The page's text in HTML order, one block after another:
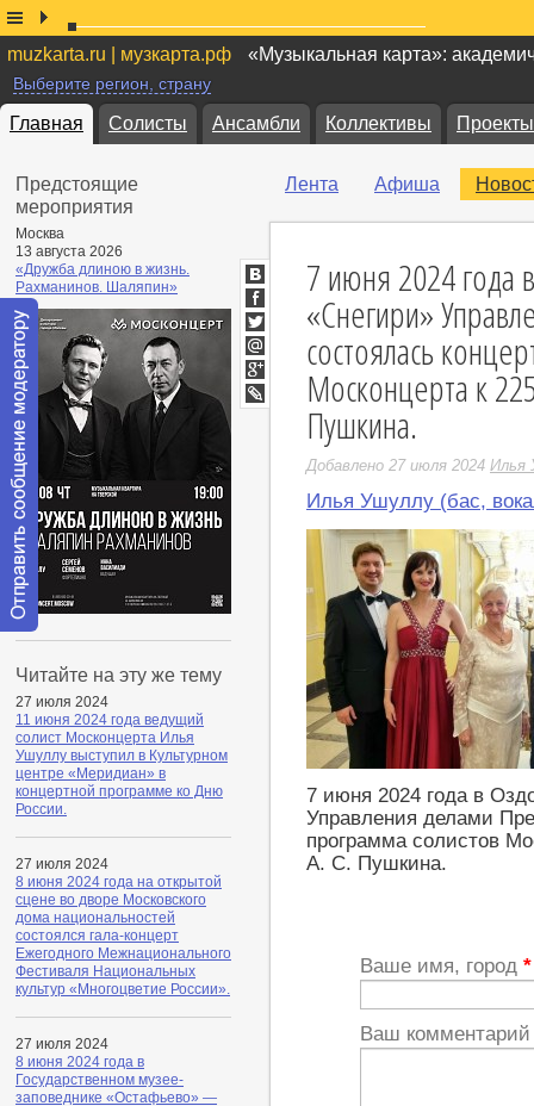
muzkarta.ru | музкарта.рф «Музыкальная карта»:
Выберите регион, страну
Главная Солисты Ансамбли Коллективы Проекты
Предстоящие
мероприятия
Москва
13 августа 2026
«Дружба длиною в жизнь.
Рахманинов. Шаляпин»
Читайте на эту же тему
27 июля 2024
11 июня 2024 года ведущий
солист Москонцерта Илья
Ушуллу выступил в Культурном
центре «Меридиан» в
концертной программе ко Дню
России.
27 июля 2024
8 июня 2024 года на открытой
сцене во дворе Московского
дома национальностей
состоялся гала-концерт
Ежегодного Межнационального
Фестиваля Национальных
культур «Многоцветие России».
27 июля 2024
8 июня 2024 года в
Государственном музее-
заповеднике «Остафьево» —
Лента Афиша
7 июня 2024 года
«Снегири»
состоялась
Москонцерта к
Пушкина.
Добавлено 27 июля 2024 Илья
Илья Ушуллу (бас,
7 июня 2024 года в
Управления делами
программа солистов
А. С. Пушкина.
ВКонтакте
Facebook
Twitter
Мой
Мир
Google+
LiveJournal
Ваше имя, город *
Ваш
Отправить
модератору